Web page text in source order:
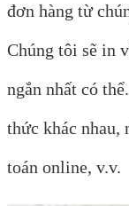
đơn hàng từ
Chúng tôi sẽ in
ngắn nhất có
thức khác nhau,
toán online, v.v.